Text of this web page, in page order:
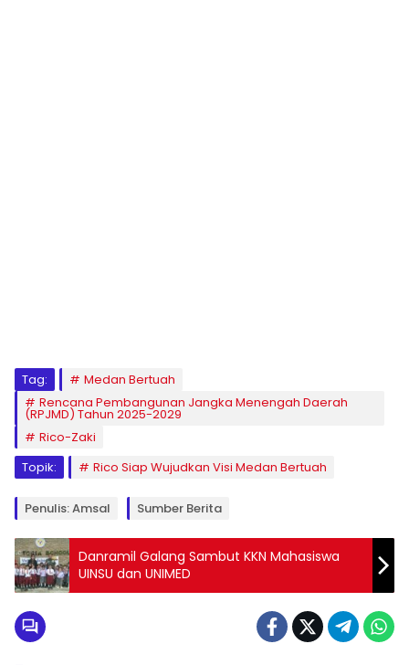
Tag:
Medan Bertuah
Rencana Pembangunan Jangka Menengah Daerah
(RPJMD) Tahun 2025-2029
Rico-Zaki
Topik:
Rico Siap Wujudkan Visi Medan Bertuah
Penulis: Amsal Sumber Berita
Danramil Galang Sambut KKN Mahasiswa
UINSU dan UNIMED